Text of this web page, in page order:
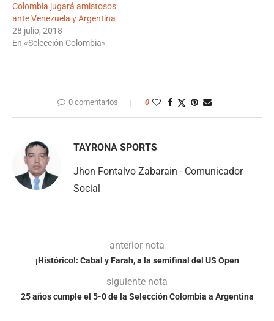
Colombia jugará amistosos
ante Venezuela y Argentina
28 julio, 2018
En «Selección Colombia»
0 comentarios 0
TAYRONA SPORTS
Jhon Fontalvo Zabarain - Comunicador
Social
anterior nota
¡Histórico!: Cabal y Farah, a la semifinal del US Open
siguiente nota
25 años cumple el 5-0 de la Selección Colombia a Argentina